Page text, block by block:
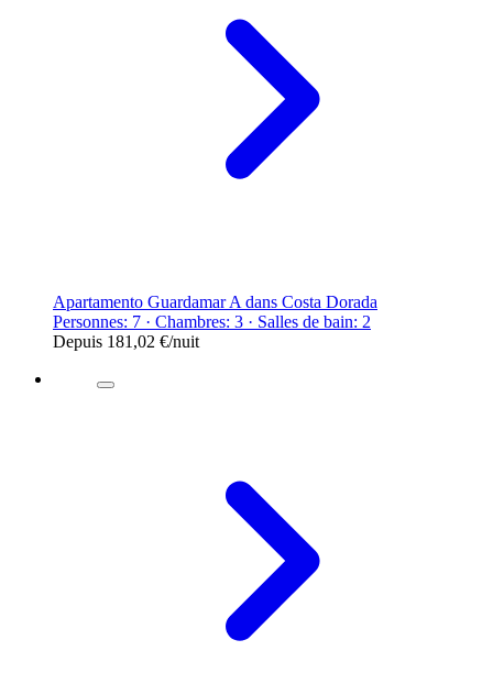
Apartamento Guardamar A dans Costa Dorada
Personnes: 7 · Chambres: 3 · Salles de bain: 2
Depuis 181,02 €/nuit